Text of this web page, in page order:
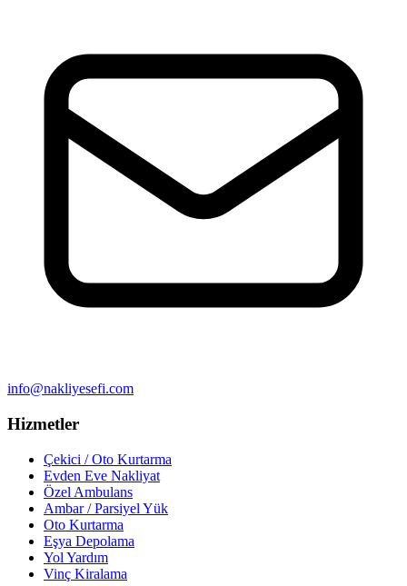
info@nakliyesefi.com
Hizmetler
Çekici / Oto Kurtarma
Evden Eve Nakliyat
Özel Ambulans
Ambar / Parsiyel Yük
Oto Kurtarma
Eşya Depolama
Yol Yardım
Vinç Kiralama